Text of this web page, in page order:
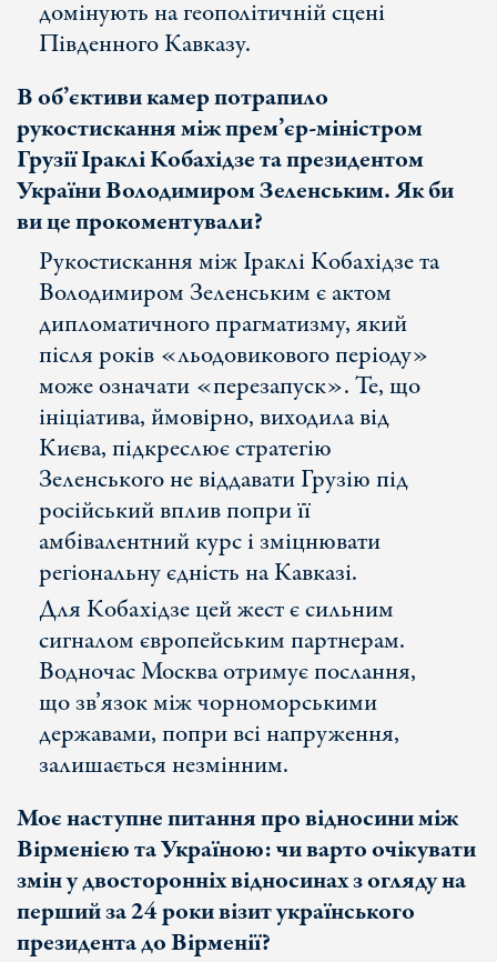
домінують на геополітичній сцені
Південного Кавказу.
В об’єктиви камерпотрапило
рукостискання міжпрем’єр-міністром
Грузії Іраклі Кобахідзе тапрезидентом
України Володимиром Зеленським. Як би
ви це прокоментували?
Рукостискання між Іраклі Кобахідзе та
Володимиром Зеленським є актом
дипломатичного прагматизму, який
після років «льодовикового періоду»
може означати «перезапуск». Те, що
ініціатива, ймовірно, виходила від
Києва, підкреслює стратегію
Зеленського не віддавати Грузію під
російський вплив попри її
амбівалентний курс і зміцнювати
регіональну єдність на Кавказі.
Для Кобахідзе цей жест є сильним
сигналом європейським партнерам.
Водночас Москва отримує послання,
що зв’язок між чорноморськими
державами, попри всі напруження,
залишається незмінним.
Моє наступне питання про відносини між
Вірменією та Україною: чи варто очікувати
змін у двосторонніх відносинахз огляду на
перший за 24 роки візит українського
президента до Вірменії?